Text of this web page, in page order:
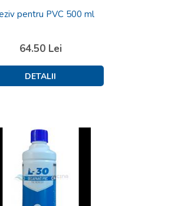
pentru PVC 500 ml
64.50Lei